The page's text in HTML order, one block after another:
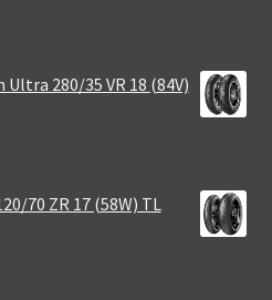
280/35 VR 18 (84V)
70 ZR 17 (58W) TL